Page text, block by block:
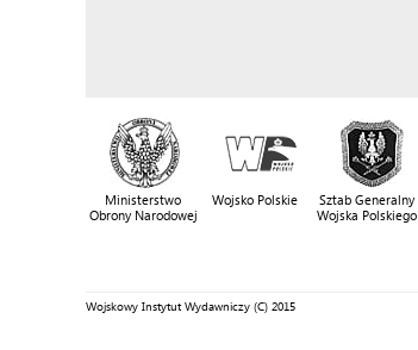
Ministerstwo
Obrony Narodowej
Wojsko Polskie
Sztab Generalny
Wojska Polskiego
Wojskowy Instytut Wydawniczy (C) 2015